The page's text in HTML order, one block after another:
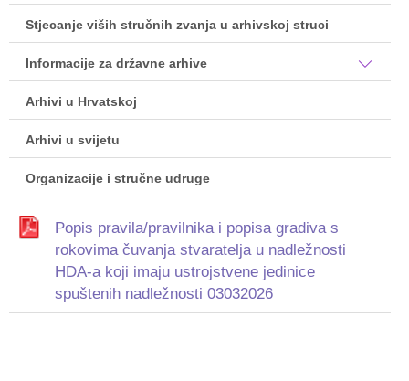
Stjecanje viših stručnih zvanja u arhivskoj struci
Informacije za državne arhive
Arhivi u Hrvatskoj
Arhivi u svijetu
Organizacije i stručne udruge
Popis pravila/pravilnika i popisa gradiva s
rokovima čuvanja stvaratelja u nadležnosti
HDA-a koji imaju ustrojstvene jedinice
spuštenih nadležnosti 03032026